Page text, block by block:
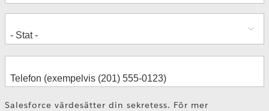
Salesforce värdesätter din sekretess. För mer